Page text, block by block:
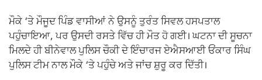
ਮੌਕੇ ‘ਤੇ ਮੌਜੂਦ ਪਿੰਡ ਵਾਸੀਆਂ ਨੇ ਉਸਨੂੰ ਤੁਰੰਤ ਸਿਵਲ ਹਸਪਤਾਲ
ਪਹੁੰਚਾਇਆ, ਪਰ ਉਸਦੀ ਰਸਤੇ ਵਿੱਚ ਹੀ ਮੌਤ ਹੋ ਗਈ। ਘਟਨਾ ਦੀ ਸੂਚਨਾ
ਮਿਲਦੇ ਹੀ ਬੀਨੇਵਾਲ ਪੁਲਿਸ ਚੌਕੀ ਦੇ ਇੰਚਾਰਜ ਏਐਸਆਈ ਓਂਕਾਰ ਸਿੰਘ
ਪੁਲਿਸ ਟੀਮ ਨਾਲ ਮੌਕੇ ‘ਤੇ ਪਹੁੰਚੇ ਅਤੇ ਜਾਂਚ ਸ਼ੁਰੂ ਕਰ ਦਿੱਤੀ।